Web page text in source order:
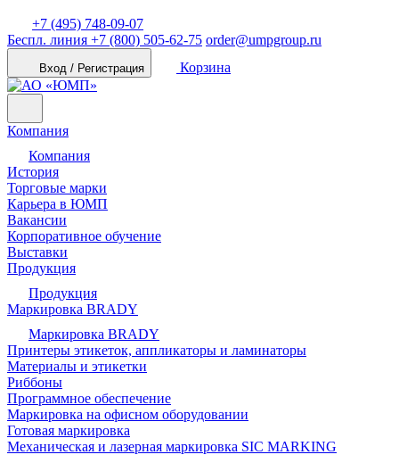
+7 (495) 748-09-07
Беспл. линия +7 (800) 505-62-75 order@umpgroup.ru
Вход / Регистрация Корзина
Компания
Компания
История
Торговые марки
Карьера в ЮМП
Вакансии
Корпоративное обучение
Выставки
Продукция
Продукция
Маркировка BRADY
Маркировка BRADY
Принтеры этикеток, аппликаторы и ламинаторы
Материалы и этикетки
Риббоны
Программное обеспечение
Маркировка на офисном оборудовании
Готовая маркировка
Механическая и лазерная маркировка SIC MARKING